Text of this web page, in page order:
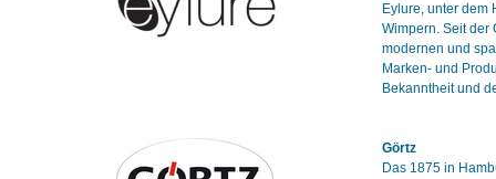
Eylure, unter dem
Wimpern. Seit der
modernen und
Marken- und
Bekanntheit und
Görtz
Das 1875 in